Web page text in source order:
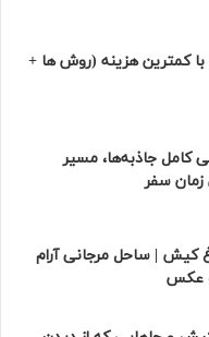
با کمترین هزینه (روش ها +
کامل جاذبه‌ها، مسیر
سفر
کیش | ساحل مرجانی آرام
و عکس